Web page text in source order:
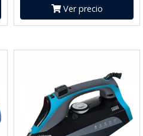
Ver precio